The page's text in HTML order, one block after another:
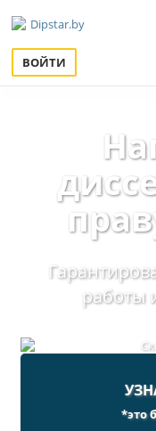
ВОЙТИ
работы
*это